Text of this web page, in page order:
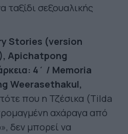
ταξίδι σεξουαλικής
Stories (version
Apichatpong
4΄ / Memoria
Weerasethakul,
που η Τζέσικα (Tilda
αχάραγα από
δεν μπορεί να